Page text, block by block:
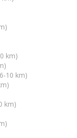
km)
10 km)
km)